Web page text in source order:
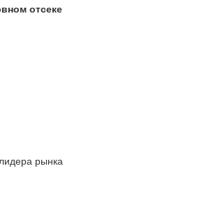
отсеке
рынка